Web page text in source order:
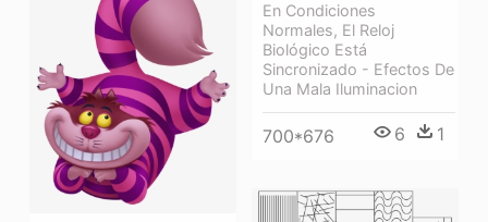
En Condiciones
Normales, El Reloj
Biológico Está
Sincronizado - Efectos De
Una Mala Iluminacion
700*676 6 1